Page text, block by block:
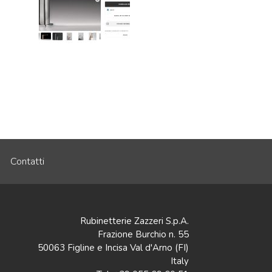
Contatti
Rubinetterie Zazzeri S.p.A.
Frazione Burchio n. 55
50063 Figline e Incisa Val d'Arno (FI)
Italy